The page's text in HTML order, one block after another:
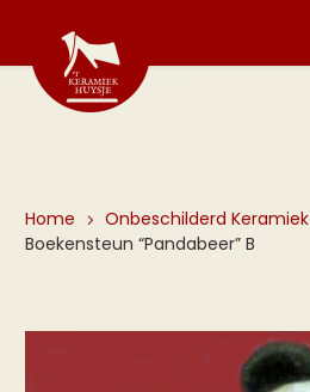
Home Onbeschilderd Keramiek
Boekensteun “Pandabeer” B